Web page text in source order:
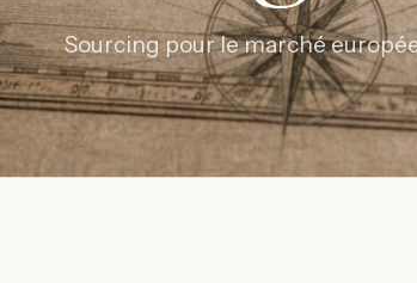
Sourcing pour le marché